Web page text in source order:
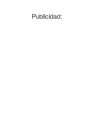
Publicidad: